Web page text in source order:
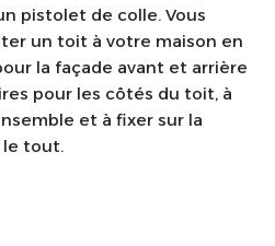
pistolet de colle. Vous
un toit à votre maison en
la façade avant et arrière
pour les côtés du toit, à
et à fixer sur la
le tout.